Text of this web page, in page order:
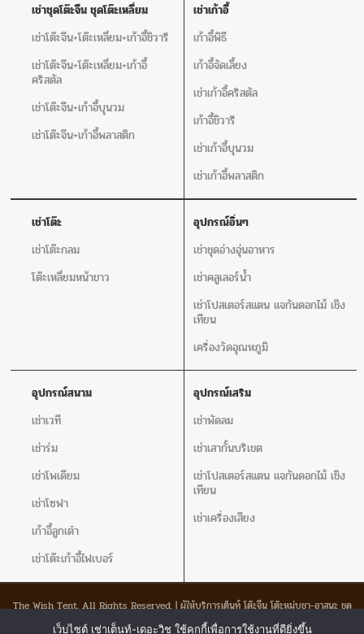
เช่าชุดโต๊ะจีน ชุดโต๊ะเหลี่ยม
เช่าโต๊ะจีน+โต๊ะเหลี่ยม+เก้าอี้ชิวารี
เช่าโต๊ะจีน+โต๊ะเหลี่ยม+เก้าอี้
คริสตัล
เช่าโต๊ะจีน+เก้าอี้บุนวม
เช่าโต๊ะจีน+เก้าอี้พลาสติก
เช่าเก้าอี้
เก้าอี้พิธี
เก้าอี้จัดเลี้ยง
เช่าเก้าอี้คริสตัล
เก้าอี้ชิวารี
เช่าเก้าอี้บุนวม
เช่าเก้าอี้พลาสติก
เช่าโต๊ะ
เช่าโต๊ะกลม
โต๊ะเหลี่ยมหน้าขาว
อุปกรณ์อิ่นๆ
เช่าชุดอ่างอุ่นอาหาร
เช่าคลูเลอร์น้ำ
เช่าโปสเตอร์สแตน แจกันดอกไม้ เชิง
เทียน
เครื่องวัดอุณหภูมิ
อุปกรณ์สนาม
เช่าเวที
เช่าร่ม
เช่าโพเดียม
เช่าโซฟา
เก้าอี้ลูกเต๋า
เช่าโต๊ะเก้าอี้ไฟเบอร์
อุปกรณ์เสริม
เช่าพัดลม
เช่าเสากั้นบริเขต
เช่าโปสเตอร์สแตน แจกันดอกไม้ เชิง
เทียน
เช่าเครื่องเสียง
The Wish Tent. All Rights Reserved. | ผู้ให้บริการเต็นท์ โต๊ะจีน โต๊ะหมู่บูชา-อาสนะ ชุด
จังหวัด
เว็บไซต์ เช่าเต็นท์-เดอะวิช ใช้คุกกี้เพื่อการใช้งานที่ดียิ่งขึ้น